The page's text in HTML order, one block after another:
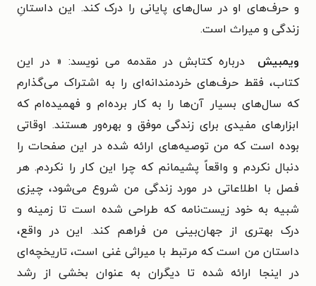
و حرف‌های او در سال‌های پایانی را درک کند. این داستانِ
زندگی و میراث است.
ویمبیش
درباره کتابش در مقدمه می نویسد: « در این
کتاب، فقط حرف‌های خردمندانه‌ای را به اشتراک می‌گذارم
که سال‌های بسیار آن‌ها را به کار برده‌ام و فهمیده‌ام که
ابزارهای مفیدی برای زندگی موفق و بهره‌ور هستند. اوقاتی
بوده است که من توصیه‌های ارائه شده در این صفحات را
دنبال نکردم و واقعاً پشیمانم که چرا این کار را نکردم. هر
فصل با اطلاعاتی در مورد زندگی من شروع می‌شود، چیزی
شبیه به خود زیست‌نامه که طراحی شده است تا زمینه و
درک بهتری از جهان‌بینی من فراهم کند. این در واقع،
داستان من است که مرتبط با میراثی غنی است، تاریخچه‌ای
در اینجا ارائه شده تا دیگران به عنوان بخشی از رشد